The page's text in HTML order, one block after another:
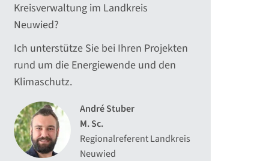
Kreisverwaltung im Landkreis
Neuwied?
Ich unterstütze Sie bei Ihren Projekten
rund um die Energiewende und den
Klimaschutz.
André Stuber
M. Sc.
Regionalreferent Landkreis
Neuwied